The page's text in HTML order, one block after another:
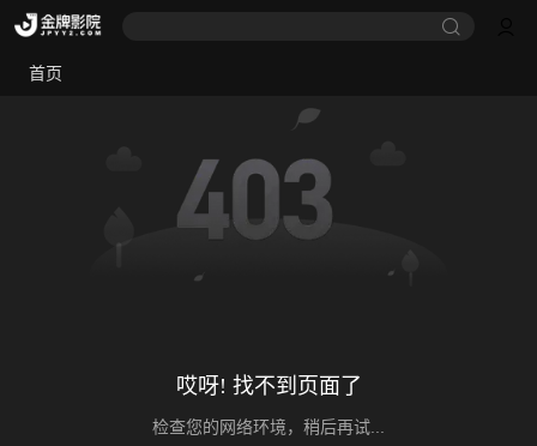
首页
哎呀! 找不到页面了
检查您的网络环境，稍后再试...